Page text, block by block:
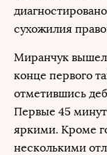
сухожилия
Миранчук вышел
конце первого
отметившись
Первые 45
яркими. Кроме
несколькими